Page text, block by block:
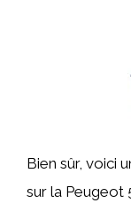
Bien sûr, voici
sur la Peugeot